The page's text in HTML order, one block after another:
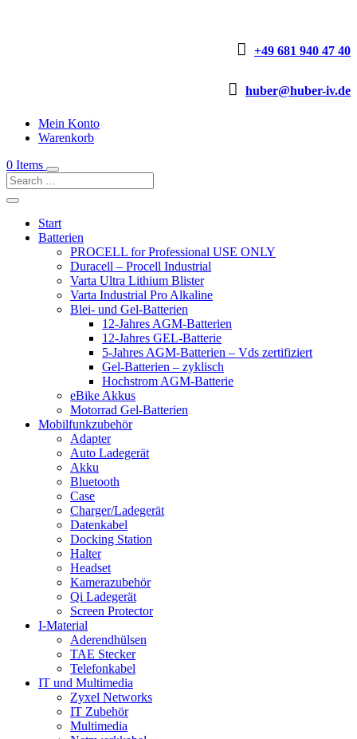
 +49 681 940 47 40
 huber@huber-iv.de
Mein Konto
Warenkorb
0 Items
Start
Batterien
PROCELL for Professional USE ONLY
Duracell – Procell Industrial
Varta Ultra Lithium Blister
Varta Industrial Pro Alkaline
Blei- und Gel-Batterien
12-Jahres AGM-Batterien
12-Jahres GEL-Batterie
5-Jahres AGM-Batterien – Vds zertifiziert
Gel-Batterien – zyklisch
Hochstrom AGM-Batterie
eBike Akkus
Motorrad Gel-Batterien
Mobilfunkzubehör
Adapter
Auto Ladegerät
Akku
Bluetooth
Case
Charger/Ladegerät
Datenkabel
Docking Station
Halter
Headset
Kamerazubehör
Qi Ladegerät
Screen Protector
I-Material
Aderendhülsen
TAE Stecker
Telefonkabel
IT und Multimedia
Zyxel Networks
IT Zubehör
Multimedia